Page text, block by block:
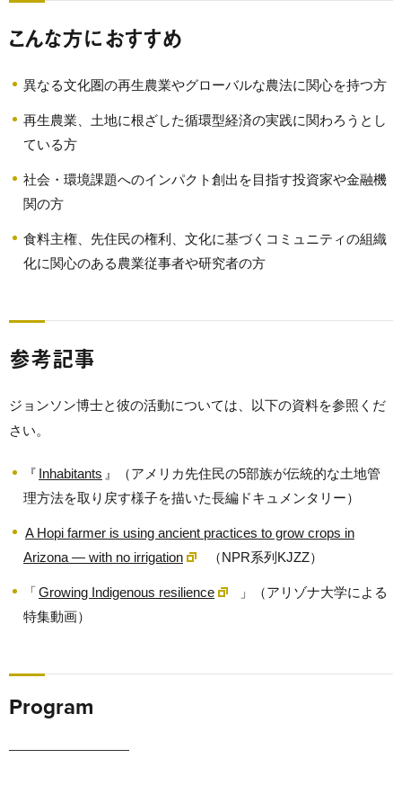
こんな方におすすめ
異なる文化圏の再生農業やグローバルな農法に関心を持つ方
再生農業、土地に根ざした循環型経済の実践に関わろうとし
ている方
社会・環境課題へのインパクト創出を目指す投資家や金融機
関の方
食料主権、先住民の権利、文化に基づくコミュニティの組織
化に関心のある農業従事者や研究者の方
参考記事
ジョンソン博士と彼の活動については、以下の資料を参照くだ
さい。
『 Inhabitants 』（アメリカ先住民の5部族が伝統的な土地管
理方法を取り戻す様子を描いた長編ドキュメンタリー）
A Hopi farmer is using ancient practices to grow crops in
Arizona — with no irrigation
（NPR系列KJZZ）
「Growing Indigenous resilience
」（アリゾナ大学による
特集動画）
Program